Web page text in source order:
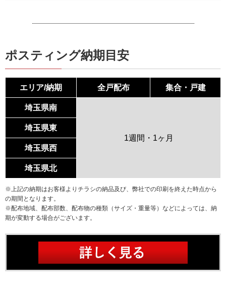
ポスティング納期目安
エリア/納期 全戸配布 集合・戸建
埼玉県南
1週間・1ヶ月
埼玉県東
埼玉県西
埼玉県北
※上記の納期はお客様よりチラシの納品及び、弊社での印刷を終えた時点から
の期間となります。
※配布地域、配布部数、配布物の種類（サイズ・重量等）などによっては、納
期が変動する場合がございます。